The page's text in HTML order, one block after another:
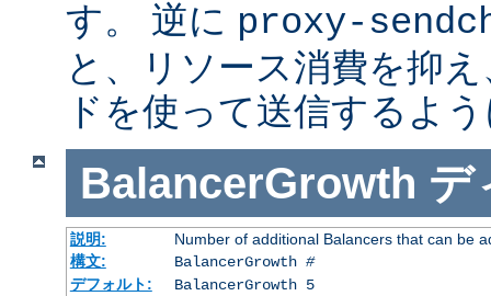
す。 逆に proxy-
と、リソース消費を抑
ドを使って送信するよ
BalancerGrowth デ
説明:
Number of additional Balancers that can be
構文:
BalancerGrowth #
デフォルト:
BalancerGrowth 5